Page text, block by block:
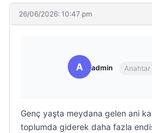
26/06/2026: 10:47 pm
A admin
Genç yaşta meydana gelen ani
toplumda giderek daha fazla